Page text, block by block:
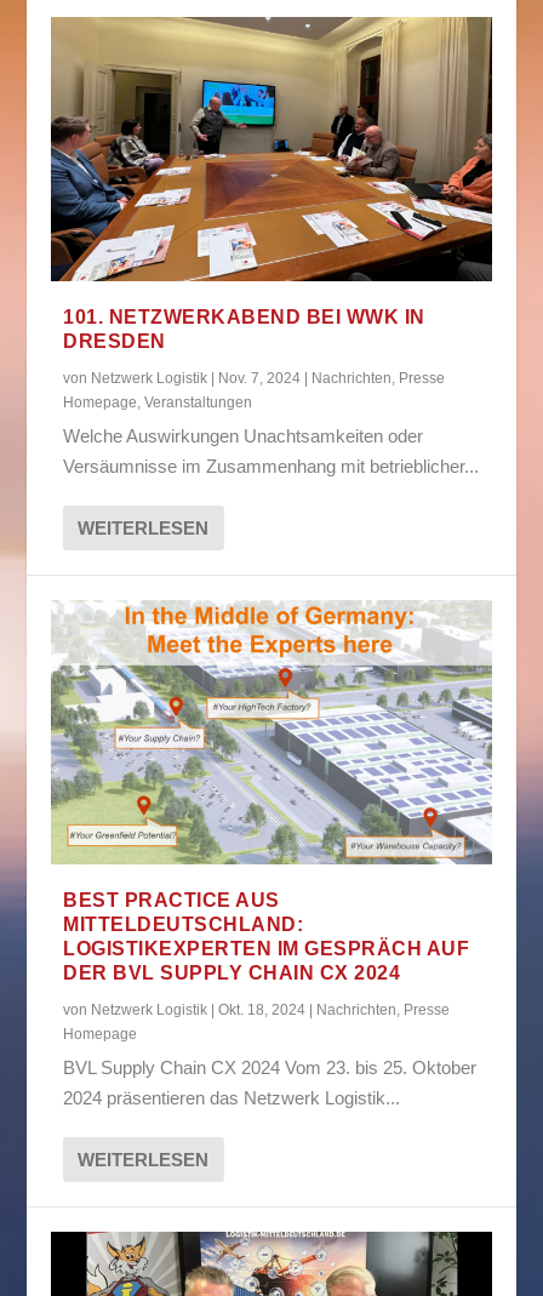
101. NETZWERKABEND BEI WWK IN
DRESDEN
von Netzwerk Logistik | Nov. 7, 2024 | Nachrichten Presse
Homepage ,Veranstaltungen
Welche Auswirkungen Unachtsamkeiten oder
Versäumnisse im Zusammenhang mit betrieblicher...
WEITERLESEN
BEST PRACTICE AUS
MITTELDEUTSCHLAND:
LOGISTIKEXPERTEN IM GESPRÄCH AUF
DER BVL SUPPLY CHAIN CX 2024
von Netzwerk Logistik |Okt. 18, 2024 | Nachrichten Presse
Homepage
BVL Supply Chain CX 2024 Vom 23. bis 25. Oktober
2024 präsentieren das Netzwerk Logistik...
WEITERLESEN